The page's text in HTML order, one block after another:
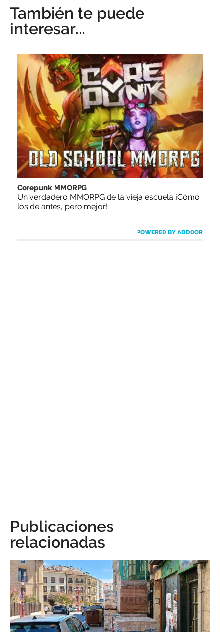
También te puede
interesar...
Corepunk MMORPG
Un verdadero MMORPG de la vieja escuela ¡Cómo
los de antes, pero mejor!
POWERED BY ADDOOR
Publicaciones
relacionadas